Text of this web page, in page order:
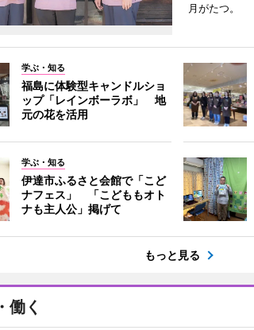
月がたつ。
学ぶ・知る
福島に体験型キャンドルショ
ップ「レインボーラボ」 地
元の花を活用
学ぶ・知る
伊達市ふるさと会館で「こど
ナフェス」 「こどももオト
ナも主人公」掲げて
もっと見る
働く